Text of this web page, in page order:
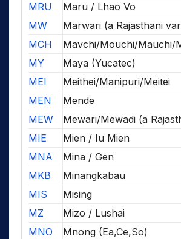
MRU
Maru / Lhao Vo
MW
Marwari (a Rajasthani
MCH
Mavchi/Mouchi/Mauchi/
MY
Maya (Yucatec)
MEI
Meithei/Manipuri/Meitei
MEN
Mende
MEW
Mewari/Mewadi (a
MIE
Mien / Iu Mien
MNA
Mina / Gen
MKB
Minangkabau
MIS
Mising
MZ
Mizo / Lushai
MNO
Mnong (Ea,Ce,So)